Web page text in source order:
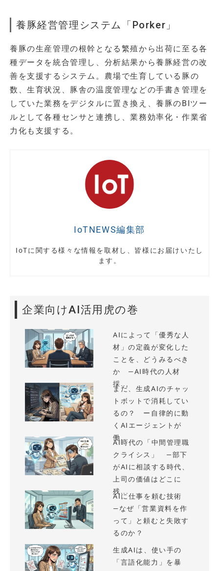
養豚経営管理システム「Porker」
養豚の生産管理の根幹となる繁殖から出荷に至る各
種データを統合管理し、分析結果から養豚経営の改
善を支援するシステム。農場で生育している豚の
数、生育状況、豚舎の温度管理などの手書き管理を
していた業務をデジタルに置き換え、養豚のBIツー
ルとして各種センサと連携し、業務効率化・作業省
力化も支援する。
IoTNEWS編集部
IoTに関する様々な情報を取材し、皆様にお届けいたし
ます。
企業向けAI活用虎の巻
AIによって「優秀な人
材」の定義が変化した
ことを、どうみるべき
か —AI時代の人材
採...
まだ、生成AIのチャッ
トボットで消耗してい
るの？ ー自律的に動
くAIエージェントが
働...
AI時代の「中間管理職
クライシス」 —部下
がAIに相談する時代、
上司の価値はどこに
残...
AIに仕事を頼む技術
—なぜ「営業資料を作
って」と頼むと失敗す
るのか？
生成AIは、使い手の
「言語化能力」を暴